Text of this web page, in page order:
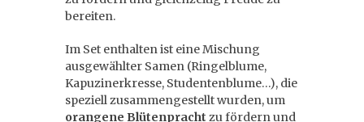
bereiten.
Im Set enthalten ist eine Mischung
ausgewählter Samen (Ringelblume,
Kapuzinerkresse, Studentenblume…), die
speziell zusammengestellt wurden, um
orangene Blütenpracht zu fördern und